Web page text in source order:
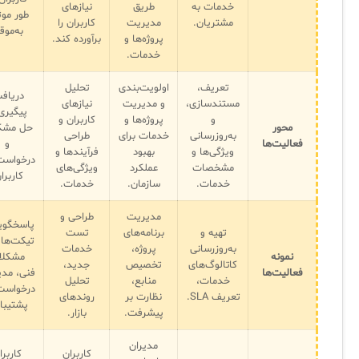
خدمات به
مشتریان.
طریق
مدیریت
پروژه‌ها و
خدمات.
نیازهای
کاربران را
برآورده کند.
طور
محور
فعالیت‌ها
تعریف،
مستندسازی،
و
به‌روزرسانی
ویژگی‌ها و
مشخصات
خدمات.
اولویت‌بندی
و مدیریت
پروژه‌ها و
خدمات برای
بهبود
عملکرد
سازمان.
تحلیل
نیازهای
کاربران و
طراحی
فرآیندها و
ویژگی‌های
خدمات.
حل
و
نمونه
فعالیت‌ها
تهیه و
به‌روزرسانی
کاتالوگ‌های
خدمات،
تعریف SLA.
مدیریت
برنامه‌های
پروژه،
تخصیص
منابع،
نظارت بر
پیشرفت.
طراحی و
تست
خدمات
جدید،
تحلیل
روندهای
بازار.
فنی،
مدیران
کاربران
✧
سلف سرویس کاربران
سامانه مدیریت دارایی‌ها [Asset Explorer]
سامانه مدیریت پشتیبانی مشتریان
DDI
◉
ManageEngine Malware Protection Plus
سامانه مدیریت دسترسی ممتاز
سامانه مدیریت و مانیتورینگ شبکه
سامانه آزمون آنلاین